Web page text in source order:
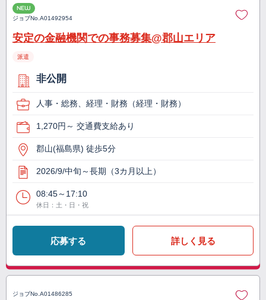
NEW
ジョブNo.A01492954
安定の金融機関での事務募集@郡山エリア
派遣
非公開
人事・総務、経理・財務（経理・財務）
1,270円～ 交通費支給あり
郡山(福島県) 徒歩5分
2026/9/中旬～長期（3カ月以上）
08:45～17:10
休日：土・日・祝
応募する 詳しく見る
ジョブNo. A01486285